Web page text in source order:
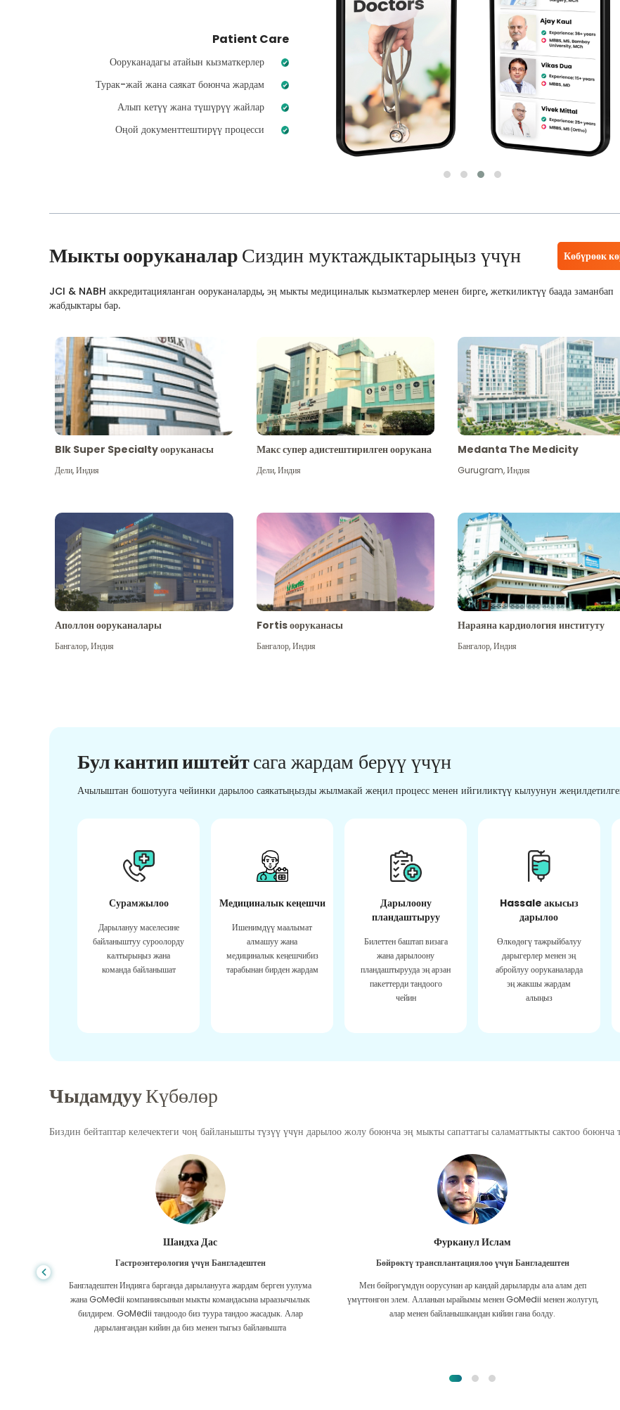
Patient Care
Ооруканадагы атайын кызматкерлер
Турак-жай жана саякат боюнча жардам
Алып кетүү жана түшүрүү жайлар
Оңой документтештирүү процесси
Мыкты ооруканаларСиздин муктаждыктарыңыз үчүн Көбүрөөк
JCI & NABH аккредитацияланган ооруканаларды, эң мыкты медициналык кызматкерлер менен бирге, жеткиликтүү баада заманбап
жабдыктары бар.
Blk Super Specialty ооруканасы
Дели,Индия
Макс супер адистештирилген оорукана
Дели,Индия
Medanta The Medicity
Gurugram,Индия
Аполлон ооруканалары
Бангалор,Индия
Fortis ооруканасы
Бангалор,Индия
Нараяна кардиология институту
Бангалор,Индия
Бул кантип иштейтсага жардам берүү үчүн
Ачылыштан бошотууга чейинки дарылоо саякатыңызды жылмакай жеңил процесс менен ийгиликтүү кылуунун
Сурамжылоо
Дарылануу маселесине
байланыштуу суроолорду
калтырыңыз жана
команда байланышат
Медициналык кеңешчи
Ишенимдүү маалымат
алмашуу жана
медициналык кеңешчибиз
тарабынан бирден жардам
Дарылоону
пландаштыруу
Билеттен баштап визага
жана дарылоону
пландаштырууда эң арзан
пакеттерди тандоого
чейин
Hassale акысыз
дарылоо
Өлкөдөгү тажрыйбалуу
дарыгерлер менен эң
абройлуу ооруканаларда
эң жакшы жардам
алыңыз
ЧыдамдууКүбөлөр
Биздин бейтаптар келечектеги чоң байланышты түзүү үчүн дарылоо жолу боюнча эң мыкты сапаттагы саламаттыкты сактоо
Шандха Дас
Гастроэнтерология үчүн Бангладештен
Бангладештен Индияга барганда дарыланууга жардам берген уулума
жана GoMedii компаниясынын мыкты командасына ыраазычылык
билдирем. GoMedii тандоодо биз туура тандоо жасадык. Алар
дарылангандан кийин да биз менен тыгыз байланышта
Фурканул Ислам
Бөйрөктү трансплантациялоо үчүн Бангладештен
Мен бөйрөгүмдүн оорусунан ар кандай дарыларды ала алам деп
үмүттөнгөн элем. Алланын ырайымы менен GoMedii менен жолугуп,
алар менен байланышкандан кийин гана болду.